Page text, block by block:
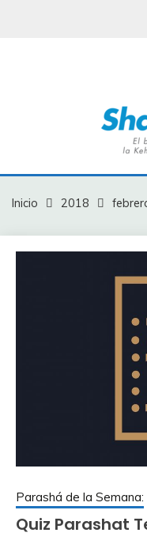
TOV
Inicio 2018
Parashá de la Semana:
Quiz Parashat